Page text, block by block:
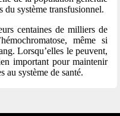
du système transfusionnel.
centaines de milliers de
même si
Lorsqu’elles le peuvent,
important pour maintenir
au système de santé.